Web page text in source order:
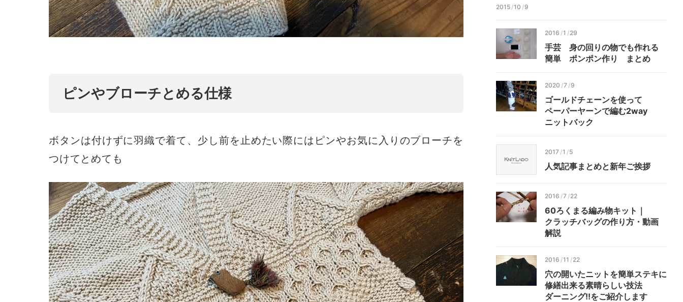
ピンやブローチとめる仕様
ボタンは付けずに羽織で着て、少し前を止めたい際にはピンやお気に入りのブローチを
つけてとめても
2015 /10 /9
2016 /1 /29
手芸 身の回りの物でも作れる
簡単 ポンポン作り まとめ
2020 /7 /9
ゴールドチェーンを使って
ペーパーヤーンで編む2way
ニットバック
2017 /1 /5
人気記事まとめと新年ご挨拶
2016 /7 /22
60ろく まる編み物キット｜
クラッチバッグの作り方・ 動画
解説
2016 /11 /22
穴の開いたニットを簡単ステキに
修繕出来る素晴らしい技法
ダーニング!!をご紹介します